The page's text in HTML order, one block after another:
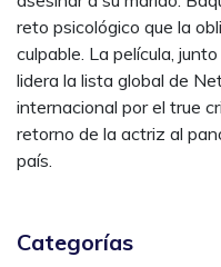
reto psicológico que la
culpable. La película,
lidera la lista global de
internacional por el true
retorno de la actriz al
país.
Categorías